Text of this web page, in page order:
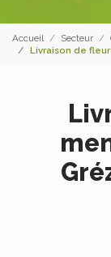
Accueil Secteur
Livraison de